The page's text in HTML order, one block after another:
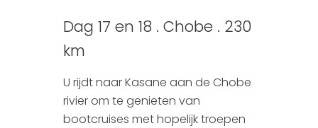
Dag 17 en 18 . Chobe . 230
km
U rijdt naar Kasane aan de Chobe
rivier om te genieten van
bootcruises met hopelijk troepen